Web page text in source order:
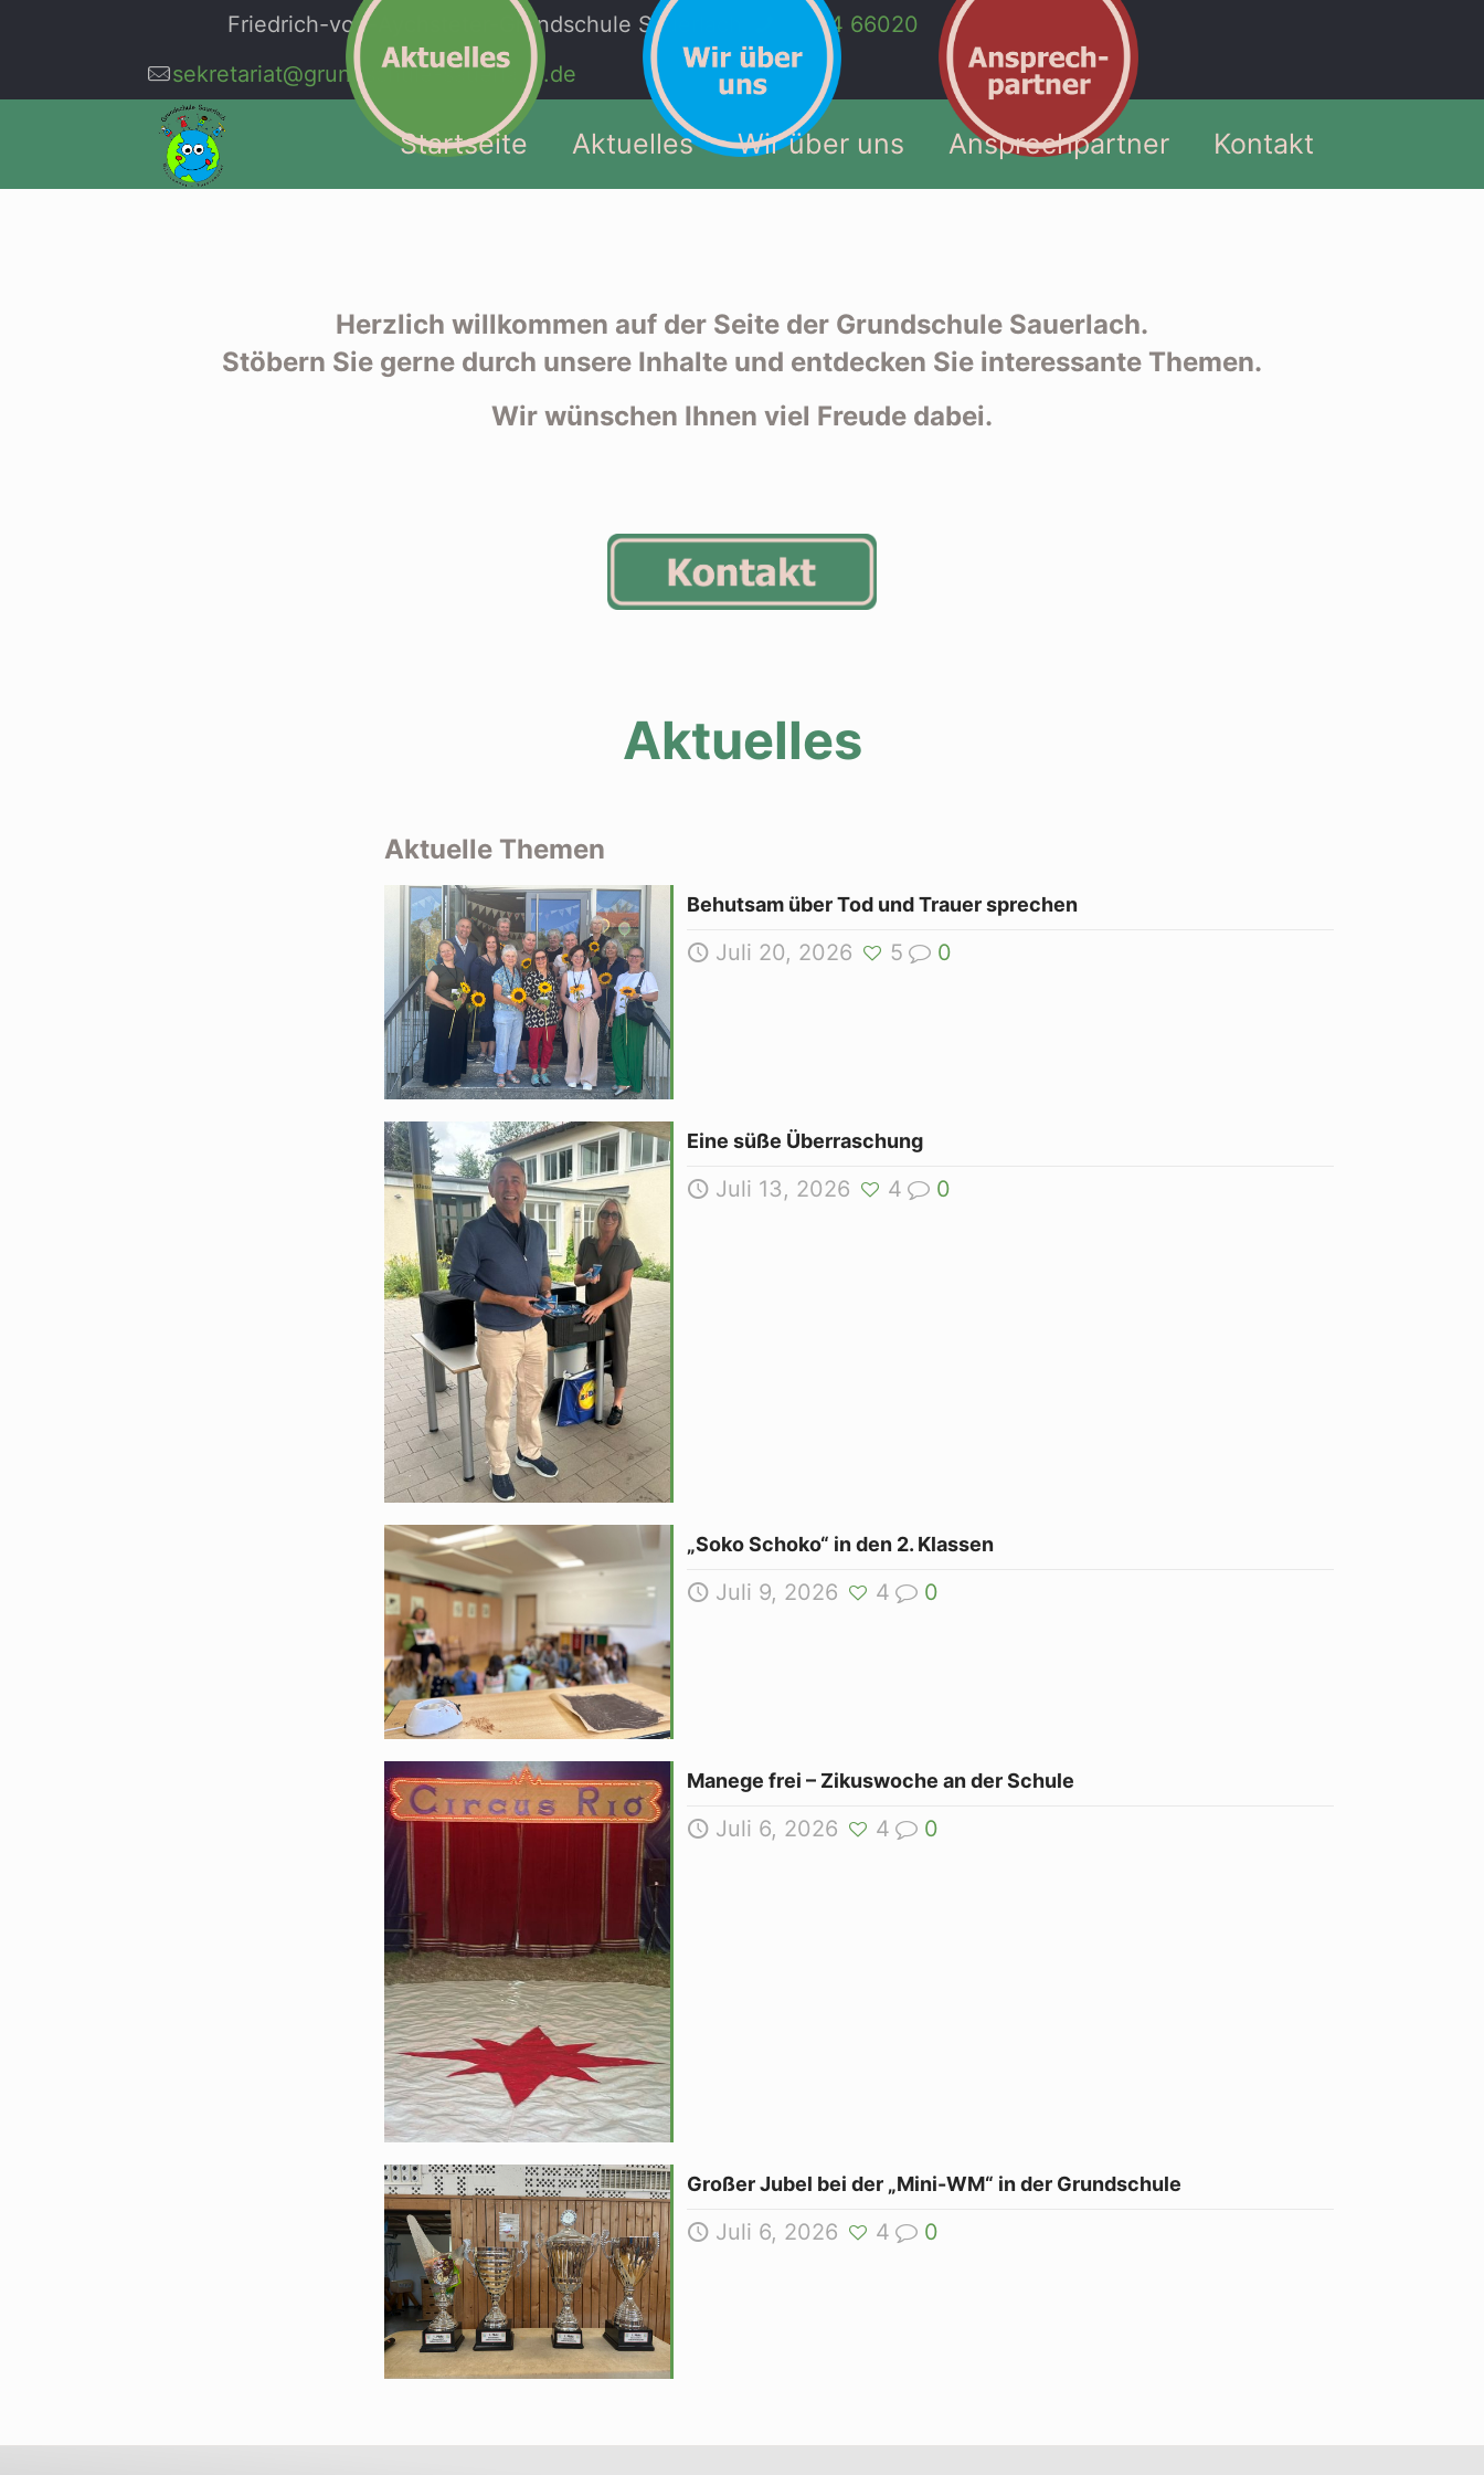
Friedrich-von-Aychsteter-Grundschule Sauerlach
08104 66020
sekretariat@grundschule-sauerlach.de
Startseite Aktuelles Wir über uns Ansprechpartner Kontakt
Herzlich willkommen auf der Seite der Grundschule Sauerlach.
Stöbern Sie gerne durch unsere Inhalte und entdecken Sie interessante Themen.
Wir wünschen Ihnen viel Freude dabei.
Aktuelles
Aktuelle Themen
Behutsam über Tod und Trauer sprechen
Juli 20, 2026 0
5
Eine süße Überraschung
Juli 13, 2026 0
4
„Soko Schoko“ in den 2. Klassen
Juli 9, 2026 0
4
Manege frei – Zikuswoche an der Schule
Juli 6, 2026 0
4
Großer Jubel bei der „Mini-WM“ in der Grundschule
Juli 6, 2026 0
4